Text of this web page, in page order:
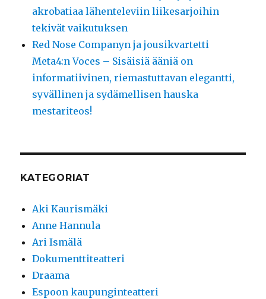
akrobatiaa lähenteleviin liikesarjoihin
tekivät vaikutuksen
Red Nose Companyn ja jousikvartetti
Meta4:n Voces – Sisäisiä ääniä on
informatiivinen, riemastuttavan elegantti,
syvällinen ja sydämellisen hauska
mestariteos!
KATEGORIAT
Aki Kaurismäki
Anne Hannula
Ari Ismälä
Dokumenttiteatteri
Draama
Espoon kaupunginteatteri